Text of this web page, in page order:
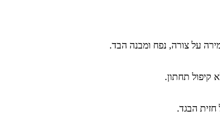
על צורה, נפח ומבנה הבד.
קיפול תחתון.
חזית הבגד.